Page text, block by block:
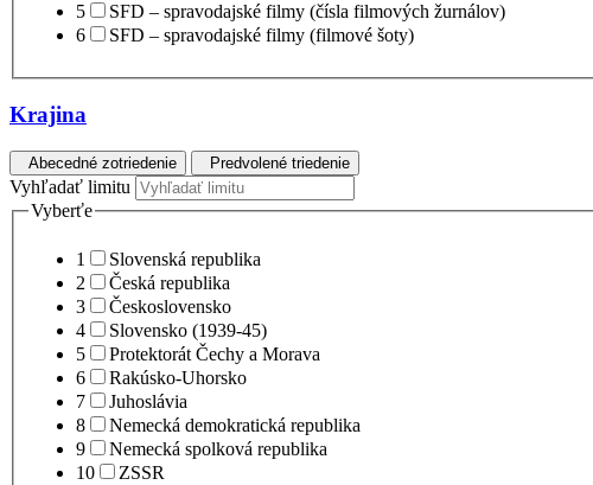
5
SFD – spravodajské filmy (čísla filmových žurnálov)
6
SFD – spravodajské filmy (filmové šoty)
Krajina
Abecedné zotriedenie Predvolené triedenie
Vyhľadať limitu
Vyberťe
1
Slovenská republika
2
Česká republika
3
Československo
4
Slovensko (1939-45)
5
Protektorát Čechy a Morava
6
Rakúsko-Uhorsko
7
Juhoslávia
8
Nemecká demokratická republika
9
Nemecká spolková republika
10
ZSSR